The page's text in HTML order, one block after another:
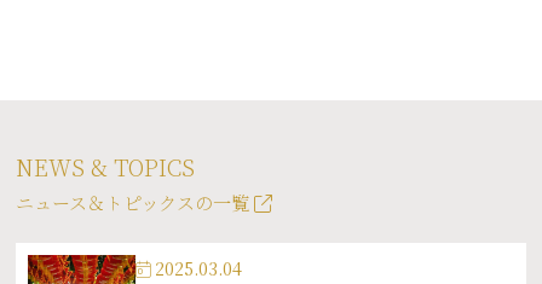
NEWS & TOPICS
ニュース＆トピックスの一覧
2025.03.04